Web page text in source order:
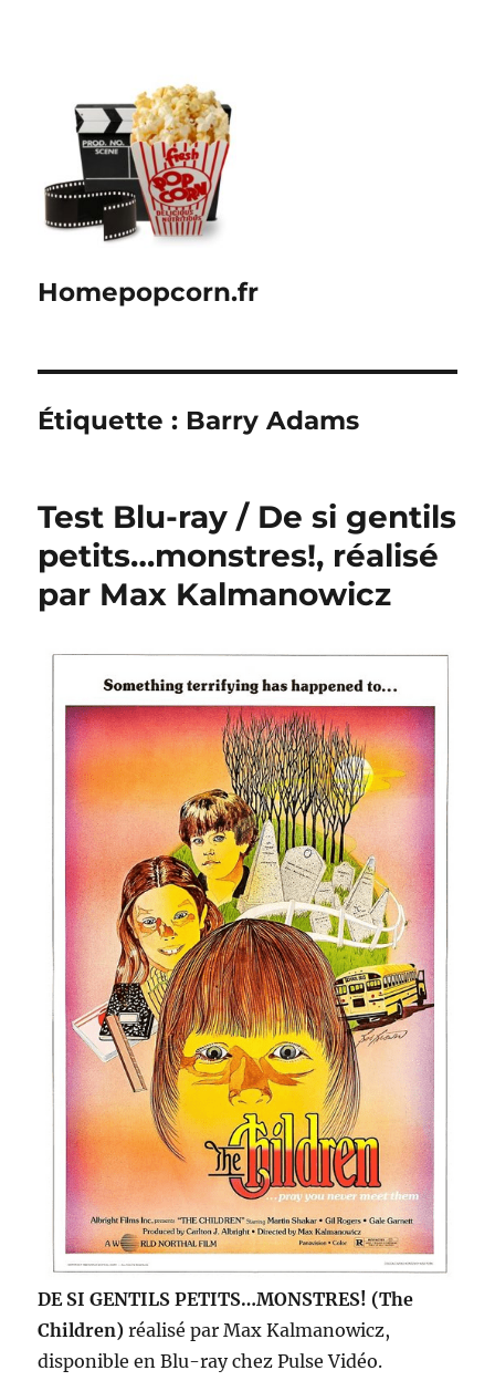
Homepopcorn.fr
Étiquette : Barry Adams
Test Blu-ray / De si gentils
petits…monstres!, réalisé
par Max Kalmanowicz
DE SI GENTILS PETITS…MONSTRES! (The
Children)réalisé par Max Kalmanowicz,
disponible en Blu-ray chez Pulse Vidéo.